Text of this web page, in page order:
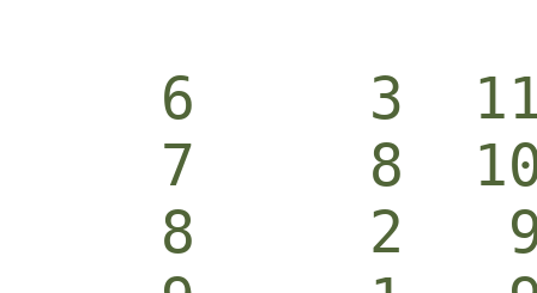
6     3
7     8
8     2